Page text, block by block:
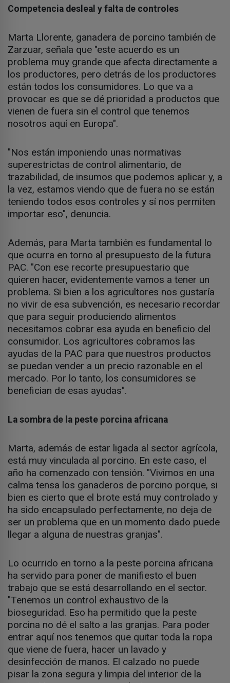
Competencia desleal y falta de controles
Marta Llorente, ganadera de porcino también de
Zarzuar, señala que "este acuerdo es un
problema muy grande que afecta directamente a
los productores, pero detrás de los productores
están todos los consumidores. Lo que va a
provocar es que se dé prioridad a productos que
vienen de fuera sin el control que tenemos
nosotros aquí en Europa".
"Nos están imponiendo unas normativas
superestrictas de control alimentario, de
trazabilidad, de insumos que podemos aplicar y, a
la vez, estamos viendo que de fuera no se están
teniendo todos esos controles y sí nos permiten
importar eso", denuncia.
Además, para Marta también es fundamental lo
que ocurra en torno al presupuesto de la futura
PAC. "Con ese recorte presupuestario que
quieren hacer, evidentemente vamos a tener un
problema. Si bien a los agricultores nos gustaría
no vivir de esa subvención, es necesario recordar
que para seguir produciendo alimentos
necesitamos cobrar esa ayuda en beneficio del
consumidor. Los agricultores cobramos las
ayudas de la PAC para que nuestros productos
se puedan vender a un precio razonable en el
mercado. Por lo tanto, los consumidores se
benefician de esas ayudas".
La sombra de la peste porcina africana
Marta, además de estar ligada al sector agrícola,
está muy vinculada al porcino. En este caso, el
año ha comenzado con tensión. "Vivimos en una
calma tensa los ganaderos de porcino porque, si
bien es cierto que el brote está muy controlado y
ha sido encapsulado perfectamente, no deja de
ser un problema que en un momento dado puede
llegar a alguna de nuestras granjas".
Lo ocurrido en torno a la peste porcina africana
ha servido para poner de manifiesto el buen
trabajo que se está desarrollando en el sector.
"Tenemos un control exhaustivo de la
bioseguridad. Eso ha permitido que la peste
porcina no dé el salto a las granjas. Para poder
entrar aquí nos tenemos que quitar toda la ropa
que viene de fuera, hacer un lavado y
desinfección de manos. El calzado no puede
pisar la zona segura y limpia del interior de la